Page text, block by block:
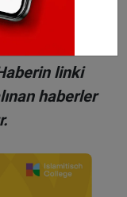
her türlü
linki
haberler